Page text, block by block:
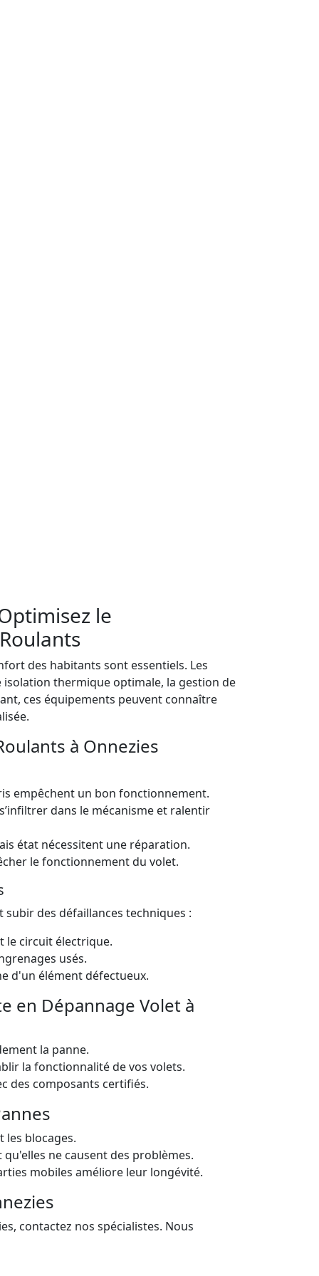
le
des habitants sont essentiels. Les
thermique optimale, la gestion de
ces équipements peuvent connaître
à Onnezies
empêchent un bon fonctionnement.
dans le mécanisme et ralentir
état nécessitent une réparation.
le fonctionnement du volet.
des défaillances techniques :
le circuit électrique.
usés.
d'un élément défectueux.
en Dépannage Volet à
la panne.
la fonctionnalité de vos volets.
des composants certifiés.
blocages.
ne causent des problèmes.
mobiles améliore leur longévité.
contactez nos spécialistes. Nous